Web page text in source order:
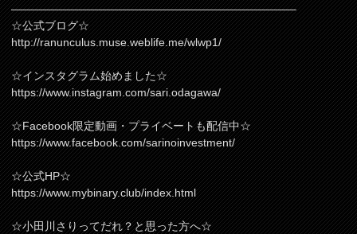
—————————————————————————–
☆公式ブログ☆
http://ranunculus.muse.weblife.me/wlwp1/
☆インスタグラム始めました☆
https://www.instagram.com/sari.odagawa/
☆Facebook限定動画・プライベートも配信中☆
https://www.facebook.com/sarinoinvestment/
☆公式HP☆
https://www.mybinary.club/index.html
☆小田川さりってだれ？と思った方へ☆